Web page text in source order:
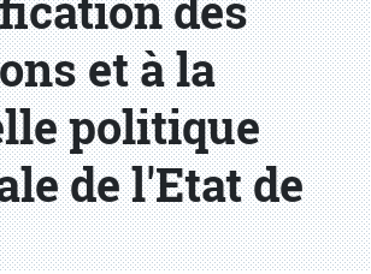
et à la
politique
de l'Etat de